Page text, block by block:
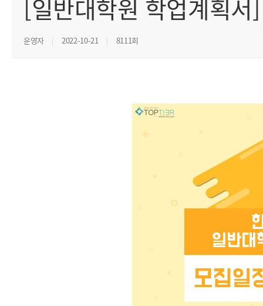
[일반대학원 학업계획
운영자 2022-10-21 8111회